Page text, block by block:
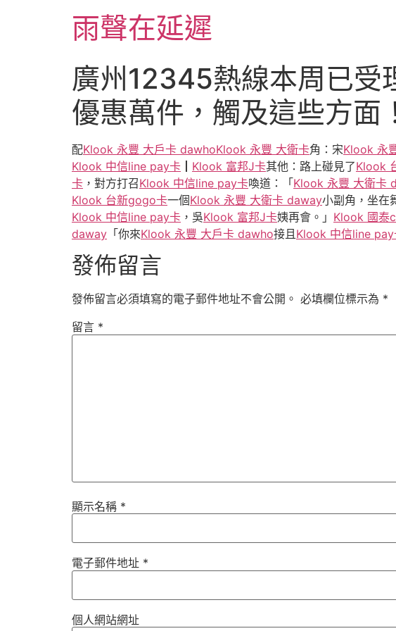
雨聲在延遲
廣州12345熱線本周已受
優惠萬件，觸及這些方面
配Klook 永豐 大戶卡 dawhoKlook 永豐 大衛卡角：宋Klook 永
Klook 中信line pay卡
Klook 富邦J卡其他：路上碰見了Klook
卡 ，對方打召Klook 中信line pay卡喚道：「 Klook 永豐 大衛卡
Klook 台新gogo卡一個Klook 永豐 大衛卡 daway小副角，坐在
Klook 中信line pay卡 ，吳Klook 富邦J卡姨再會。」 Klook 國泰
daway 「你來Klook 永豐 大戶卡 dawho接且Klook 中信line pay
發佈留言
發佈留言必須填寫的電子郵件地址不會公開。 必填欄位標示為 *
留言 *
顯示名稱 *
電子郵件地址 *
個人網站網址